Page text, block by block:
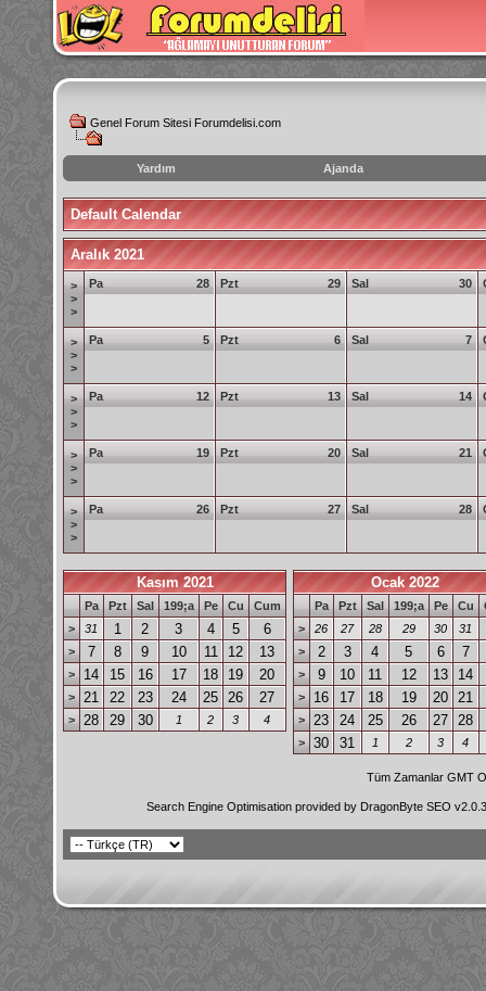
Genel Forum Sitesi Forumdelisi.com
Yardım Ajanda
instagram
izlenme
hilesi
Default Calendar
Aralık 2021
>
>
>
28
Pa 29
Pzt 30
Sal
>
>
>
5
Pa 6
Pzt 7
Sal
>
>
>
12
Pa 13
Pzt 14
Sal
>
>
>
19
Pa 20
Pzt 21
Sal
>
>
>
26
Pa 27
Pzt 28
Sal
Kasım 2021
Pa Pzt Sal 199;a Pe Cu
Cum
>
31 1 2 3 4 5 6
> 7 8 9 10 11 12 13
> 14 15 16 17 18 19 20
> 21 22 23 24 25 26 27
> 28 29 30 1 2 3 4
Ocak 2022
Pa Pzt Sal 199;a Pe Cu
>
26 27 28 29 30
31
>
2 3 4 5 6 7
> 9 10 11 12 13 14
> 16 17 18 19 20 21
> 23 24 25 26 27 28
> 30 31 1 2 3 4
Tüm Zamanlar GMT
Search Engine Optimisation provided by DragonByte SEO